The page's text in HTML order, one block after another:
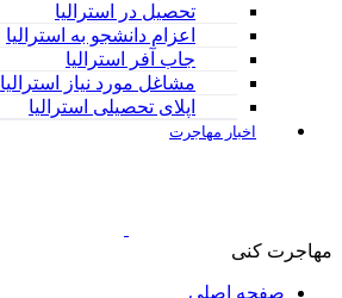
تحصیل در استرالیا
اعزام دانشجو به استرالیا
جاب آفر استرالیا
مشاغل مورد نیاز استرالیا
اپلای تحصیلی استرالیا
اخبار مهاجرت
مهاجرت کنی
صفحه اصلی